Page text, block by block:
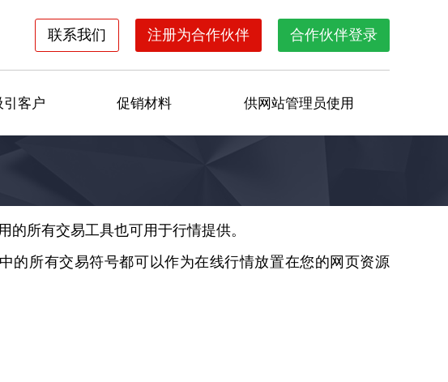
联系我们 注册为合作伙伴 合作伙伴登录
引客户 促销材料 供网站管理员使用
所有交易工具也可用于行情提供。
的所有交易符号都可以作为在线行情放置在您的网页资源